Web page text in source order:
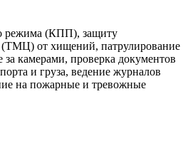
режима (КПП), защиту
(ТМЦ) от хищений, патрулирование
камерами, проверка документов
и груза, ведение журналов
на пожарные и тревожные